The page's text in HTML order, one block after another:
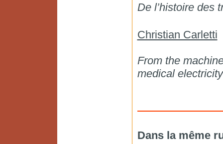
De l’histoire des
Christian Carletti
From the
medical electricity
Dans la même